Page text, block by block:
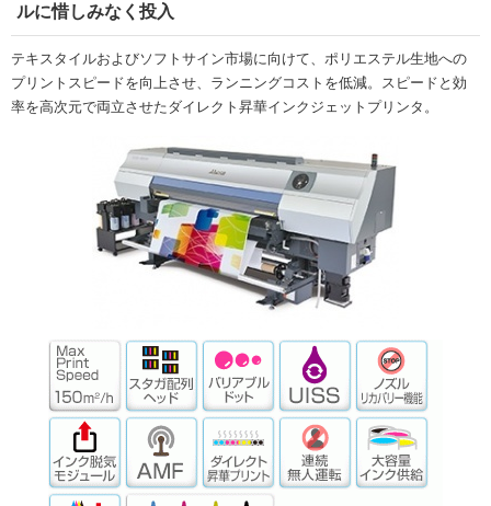
ルに惜しみなく投入
テキスタイルおよびソフトサイン市場に向けて、ポリエステル生地への
プリントスピードを向上させ、ランニングコストを低減。スピードと効
率を高次元で両立させたダイレクト昇華インクジェットプリンタ。